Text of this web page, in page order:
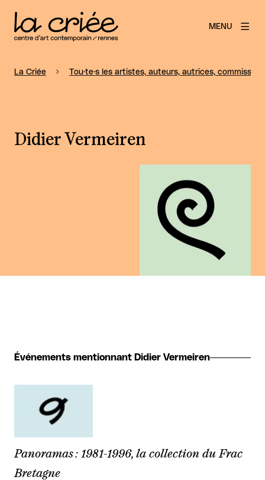
MENU
La Criée Tou·te·s les artistes, auteurs, autrices,
Didier Vermeiren
Événements mentionnant Didier Vermeiren
Panoramas : 1981-1996, la collection du Frac
Bretagne